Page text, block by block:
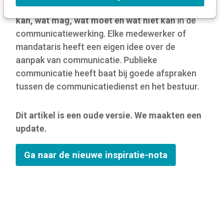
In organisaties is er vaak discussie overwat
kan, wat mag, wat moet en wat niét kanin de
communicatiewerking. Elke medewerker of
mandataris heeft een eigen idee over de
aanpak van communicatie. Publieke
communicatie heeft baat bij goede afspraken
tussen de communicatiedienst en het bestuur.
Dit artikel is een oude versie. We maakten een
update.
Ga naar de nieuwe inspiratie-nota